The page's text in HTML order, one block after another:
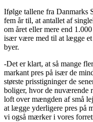
Ifølge tallene fra Danmarks
fem år til, at antallet af
om året eller mere end
især være med til at lægge et
byer.
-Det er klart, at så mange
markant pres på især de
største prisstigninger de
boliger, hvor de nuværende
loft over mængden af små
at lægge yderligere pres på
vi også mærker i vores